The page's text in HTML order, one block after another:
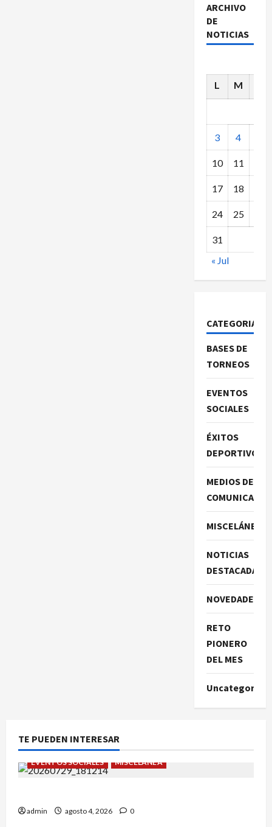
ARCHIVO
DE
NOTICIAS
L M
3 4
10 11
17 18
24 25
31
« Jul
CATEGORIAS
BASES DE
TORNEOS
EVENTOS
SOCIALES
ÉXITOS
DEPORTIVOS
MEDIOS DE
MISCELÁNEA
NOTICIAS
DESTACADAS
NOVEDADES
RETO
PIONERO
DEL MES
Uncategorized
TE PUEDEN INTERESAR
EVENTOS SOCIALES MISCELÁNEA
admin agosto 4, 2026
0